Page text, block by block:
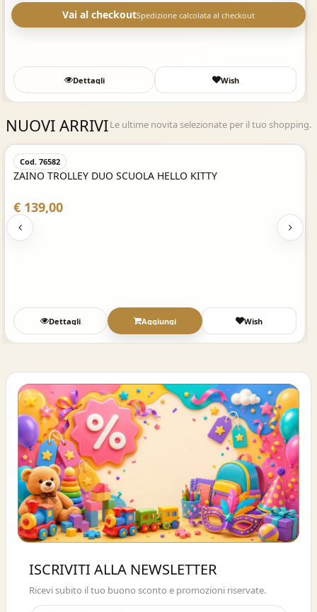
Vai al checkoutSpedizione calcolata al checkout
Dettagli Wish
NUOVI ARRIVILe ultime novita selezionate per il tuo shopping.
Acquisto Veloce
Cod. 76582
ZAINO TROLLEY DUO SCUOLA HELLO KITTY
€ 139,00
Dettagli Aggiungi Wish
ISCRIVITI E OTTIENI SUBITO UNO
SCONTO DEL 10%
ISCRIVITI ALLA NEWSLETTER
Ricevi subito il tuo buono sconto e promozioni riservate.